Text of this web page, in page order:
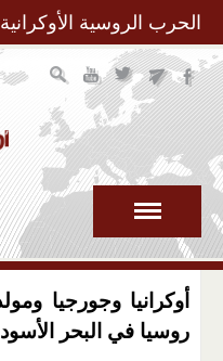
الحرب الروسية
أوكرانيا وجورجيا
روسيا في البحر الأسود